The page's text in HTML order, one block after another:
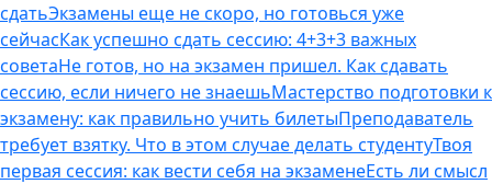
сдатьЭкзамены еще не скоро, но готовься уже
сейчасКак успешно сдать сессию: 4+3+3 важных
советаНе готов, но на экзамен пришел. Как сдавать
сессию, если ничего не знаешьМастерство подготовки к
экзамену: как правильно учить билетыПреподаватель
требует взятку. Что в этом случае делать студентуТвоя
первая сессия: как вести себя на экзаменеЕсть ли смысл